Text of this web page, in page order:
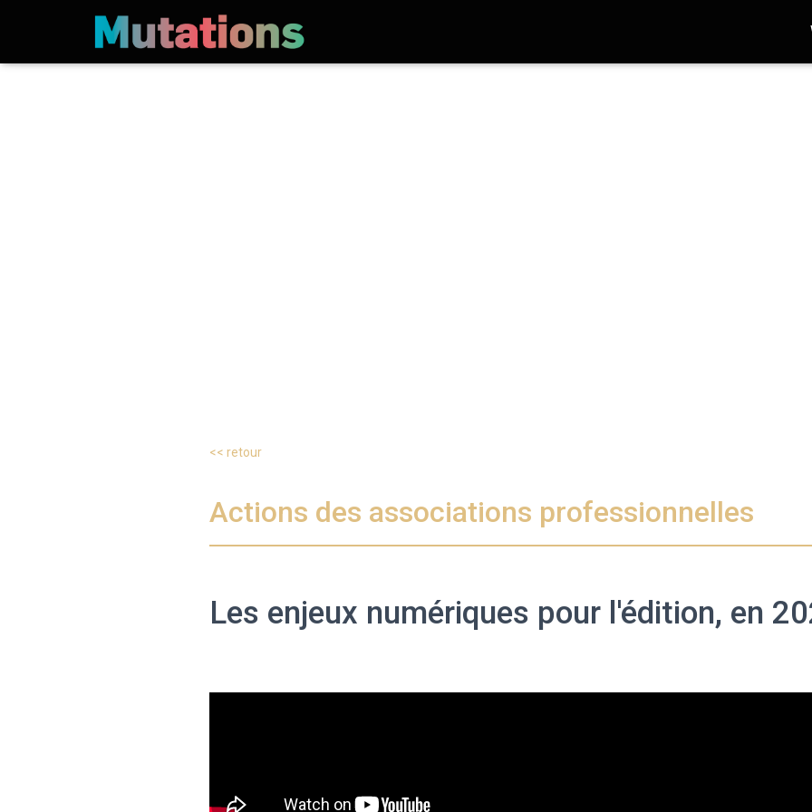
<< retour
Actions des associations professionnelles
Les enjeux numériques pour l'édition, en